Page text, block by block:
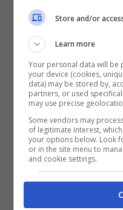
Il post ha
numerosissimi
followers, che non
per commentare e
compleanno. “
infatti scritto uno di
Meraviglioso
Store and/or
Learn more
Your personal data will
your device (cookies,
data) may be stored by,
partners, or used
may use precise
Some vendors may
of legitimate interest,
your options below. Look
or in the site menu to
and cookie settings.